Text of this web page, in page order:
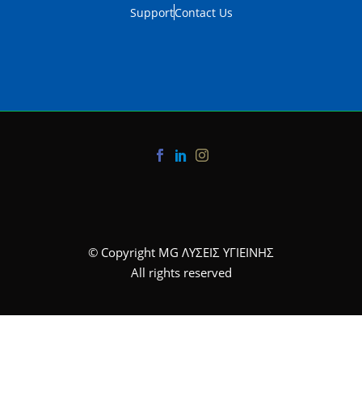
SupportContact Us
© Copyright MG ΛΥΣΕΙΣ ΥΓΙΕΙΝΗΣ
All rights reserved